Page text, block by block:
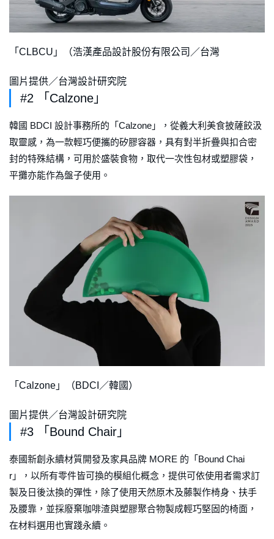
「CLBCU」（浩漢產品設計股份有限公司／台灣
圖片提供／台灣設計研究院
#2 「Calzone」
韓國 BDCI 設計事務所的「Calzone」，從義大利美食披薩餃汲
取靈感，為一款輕巧便攜的矽膠容器，具有對半折疊與扣合密
封的特殊結構，可用於盛裝食物，取代一次性包材或塑膠袋，
平攤亦能作為盤子使用。
「Calzone」（BDCI／韓國）
圖片提供／台灣設計研究院
#3 「Bound Chair」
泰國新創永續材質開發及家具品牌 MORE 的「Bound Chai
r」，以所有零件皆可換的模組化概念，提供可依使用者需求訂
製及日後汰換的彈性，除了使用天然原木及藤製作椅身、扶手
及腰靠，並採廢棄咖啡渣與塑膠聚合物製成輕巧堅固的椅面，
在材料選用也實踐永續。